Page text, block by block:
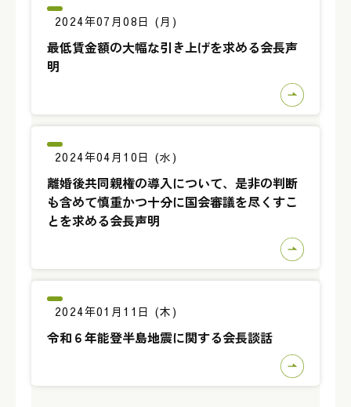
2024年07月08日 (月)
最低賃金額の大幅な引き上げを求める会長声
明
2024年04月10日 (水)
離婚後共同親権の導入について、是非の判断
も含めて慎重かつ十分に国会審議を尽くすこ
とを求める会長声明
2024年01月11日 (木)
令和６年能登半島地震に関する会長談話